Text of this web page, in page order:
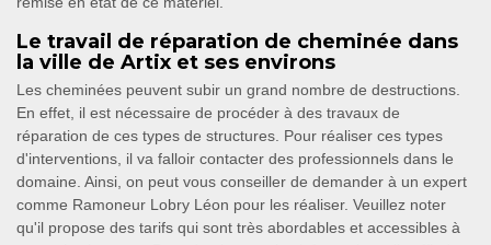
Le travail de réparation de cheminée dans
la ville de Artix et ses environs
Les cheminées peuvent subir un grand nombre de destructions.
En effet, il est nécessaire de procéder à des travaux de
réparation de ces types de structures. Pour réaliser ces types
d'interventions, il va falloir contacter des professionnels dans le
domaine. Ainsi, on peut vous conseiller de demander à un expert
comme Ramoneur Lobry Léon pour les réaliser. Veuillez noter
qu'il propose des tarifs qui sont très abordables et accessibles à